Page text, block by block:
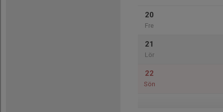
20
Fre
21
Lör
22
Sön